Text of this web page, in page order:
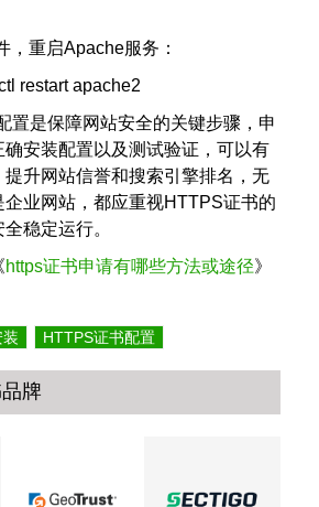
，重启Apache服务：
restart apache2
置是保障网站安全的关键步骤，申
安装配置以及测试验证，可以有
升网站信誉和搜索引擎排名，无
业网站，都应重视HTTPS证书的
稳定运行。
https证书申请有哪些方法或途径》
HTTPS证书配置
牌